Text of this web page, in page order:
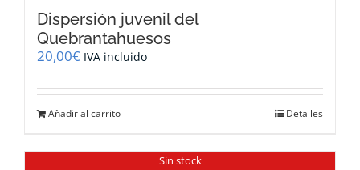
Dispersión juvenil del
Quebrantahuesos
20,00€ IVA incluido
Añadir al carrito Detalles
Sin stock